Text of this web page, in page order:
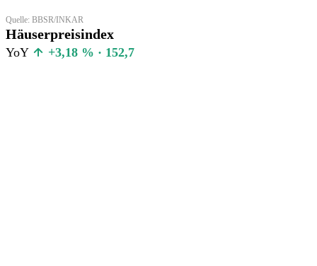
Quelle: BBSR/INKAR
Häuserpreisindex
YoY +3,18 % · 152,7